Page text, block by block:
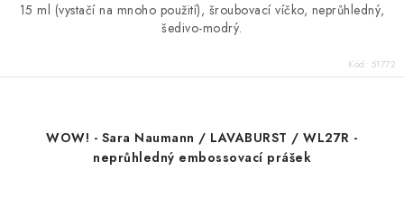
15 ml (vystačí na mnoho použití), šroubovací víčko, neprůhledný,
šedivo-modrý.
Kód: 51772
WOW! - Sara Naumann / LAVABURST / WL27R -
neprůhledný embossovací prášek